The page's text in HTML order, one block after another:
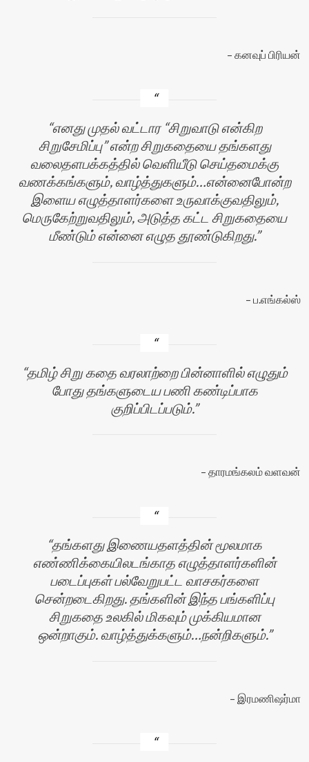
கனவுப் பிரியன்
எனது முதல் வட்டார “சிறுவாடு என்கிற
சிறுசேமிப்பு” என்ற சிறுகதையை தங்களது
வலைதளபக்கத்தில் வெளியீடு செய்தமைக்கு
வணக்கங்களும், வாழ்த்துகளும்…என்னைபோன்ற
இளைய எழுத்தாளர்களை உருவாக்குவதிலும்,
மெருகேற்றுவதிலும், அடுத்த கட்ட சிறுகதையை
மீண்டும் என்னை எழுத தூண்டுகிறது.
ப.எங்கல்ஸ்
தமிழ் சிறு கதை வரலாற்றை பின்னாளில் எழுதும்
போது தங்களுடைய பணி கண்டிப்பாக
குறிப்பிடப்படும்.
தாரமங்கலம் வளவன்
தங்களது இணையதளத்தின் மூலமாக
எண்ணிக்கையிலடங்காத எழுத்தாளர்களின்
படைப்புகள் பல்வேறுபட்ட வாசகர்களை
சென்றடைகிறது. தங்களின் இந்த பங்களிப்பு
சிறுகதை உலகில் மிகவும் முக்கியமான
ஒன்றாகும். வாழ்த்துக்களும்…நன்றிகளும்.
இரமணிஷர்மா